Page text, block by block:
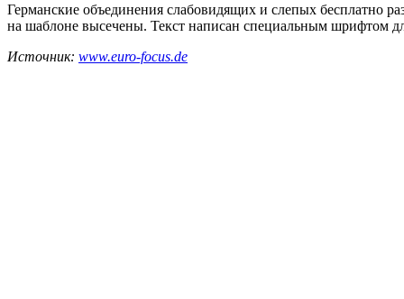
Германские объединения слабовидящих и слепых бесплатно
на шаблоне высечены. Текст написан специальным шрифтом
Источник: www.euro-focus.de